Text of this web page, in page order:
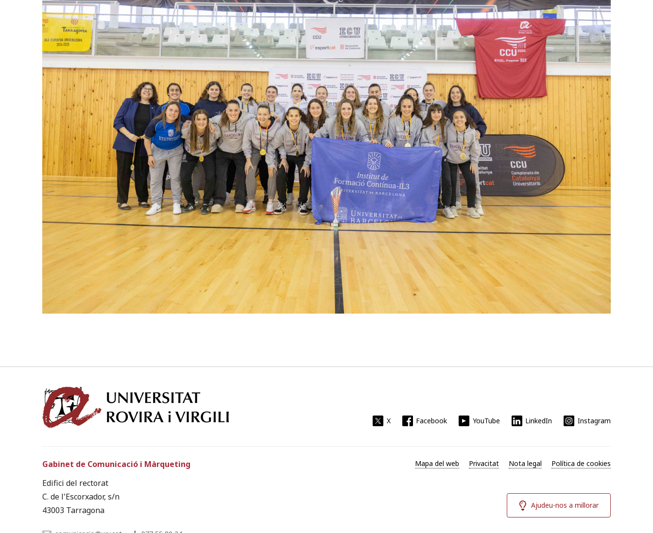
X Facebook YouTube LinkedIn Instagram
Gabinet de Comunicació i Màrqueting
Edifici del rectorat
C. de l'Escorxador, s/n
43003 Tarragona
Mapa del web Privacitat Nota legal Política de cookies
Ajudeu-nos a millorar